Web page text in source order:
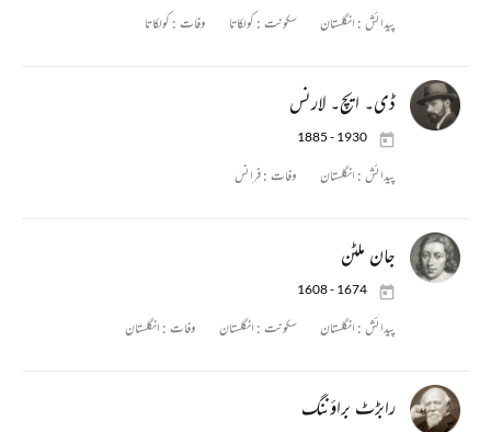
پیدائش : انگلستان سکونت : کولکاتا وفات : کولکاتا
ڈی۔ ایچ۔ لارنس
1885 - 1930
پیدائش : انگلستان وفات :فرانس
جان ملٹن
1608 - 1674
پیدائش : انگلستان سکونت : انگلستان وفات : انگلستان
رابڑٹ براؤننگ